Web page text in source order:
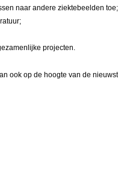
naar andere ziektebeelden toe;
projecten.
ook op de hoogte van de